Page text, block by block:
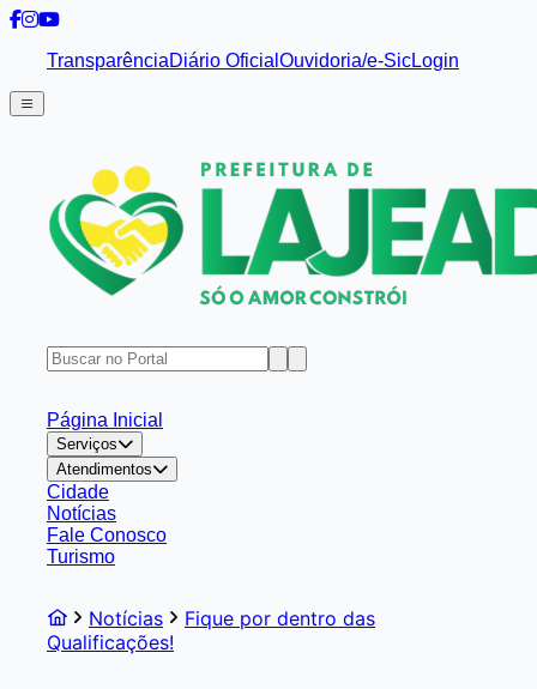
TransparênciaDiário Oficial Ouvidoria/e-SicLogin
Página Inicial
Serviços
Atendimentos
Cidade
Notícias
Fale Conosco
Turismo
Notícias
Fique por dentro das
Qualificações!